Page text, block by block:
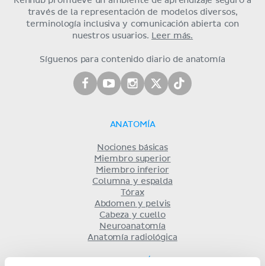
través de la representación de modelos diversos,
terminología inclusiva y comunicación abierta con
nuestros usuarios.
Leer más.
Síguenos para contenido diario de anatomía
ANATOMÍA
Nociones básicas
Miembro superior
Miembro inferior
Columna y espalda
Tórax
Abdomen y pelvis
Cabeza y cuello
Neuroanatomía
Anatomía radiológica